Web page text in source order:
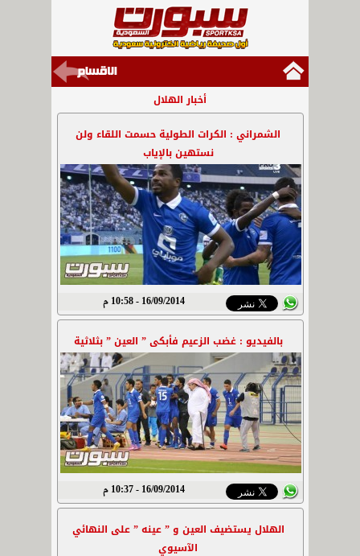
أخبار الهلال
الشمراني : الكرات الطولية حسمت اللقاء ولن
نستهين بالإياب
16/09/2014 - 10:58 م
بالفيديو : غضب الزعيم فأبكى ” العين ” بثلاثية
16/09/2014 - 10:37 م
الهلال يستضيف العين و ” عينه ” على النهائي
الآسيوي